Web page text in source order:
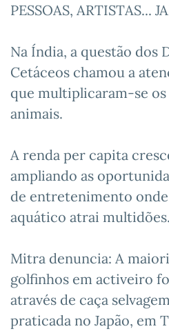
PESSOAS, ARTISTAS...
Na Índia, a questão dos
Cetáceos chamou a
que multiplicaram-se os
animais.
A renda per capita
ampliando as
de entretenimento
aquático atrai multidões.
Mitra denuncia: A
golfinhos em activeiro
através de caça
praticada no Japão, em